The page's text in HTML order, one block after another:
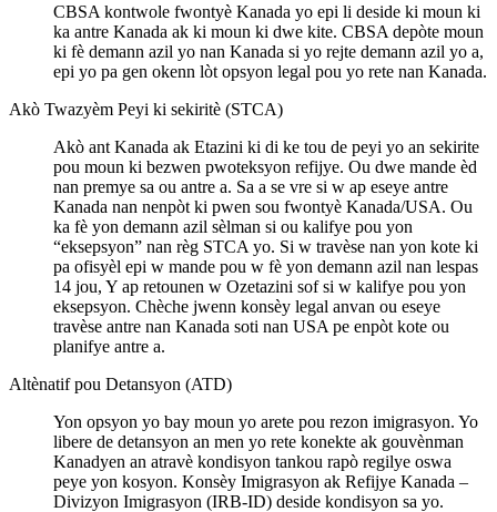
CBSA kontwole fwontyè Kanada yo epi li deside ki moun ki
ka antre Kanada ak ki moun ki dwe kite. CBSA depòte moun
ki fè demann azil yo nan Kanada si yo rejte demann azil yo a,
epi yo pa gen okenn lòt opsyon legal pou yo rete nan Kanada.
Akò Twazyèm Peyi ki sekiritè (STCA)
Akò ant Kanada ak Etazini ki di ke tou de peyi yo an sekirite
pou moun ki bezwen pwoteksyon refijye. Ou dwe mande èd
nan premye sa ou antre a. Sa a se vre si w ap eseye antre
Kanada nan nenpòt ki pwen sou fwontyè Kanada/USA. Ou
ka fè yon demann azil sèlman si ou kalifye pou yon
“eksepsyon” nan règ STCA yo. Si w travèse nan yon kote ki
pa ofisyèl epi w mande pou w fè yon demann azil nan lespas
14 jou, Y ap retounen w Ozetazini sof si w kalifye pou yon
eksepsyon. Chèche jwenn konsèy legal anvan ou eseye
travèse antre nan Kanada soti nan USA pe enpòt kote ou
planifye antre a.
Altènatif pou Detansyon (ATD)
Yon opsyon yo bay moun yo arete pou rezon imigrasyon. Yo
libere de detansyon an men yo rete konekte ak gouvènman
Kanadyen an atravè kondisyon tankou rapò regilye oswa
peye yon kosyon. Konsèy Imigrasyon ak Refijye Kanada –
Divizyon Imigrasyon (IRB-ID) deside kondisyon sa yo.